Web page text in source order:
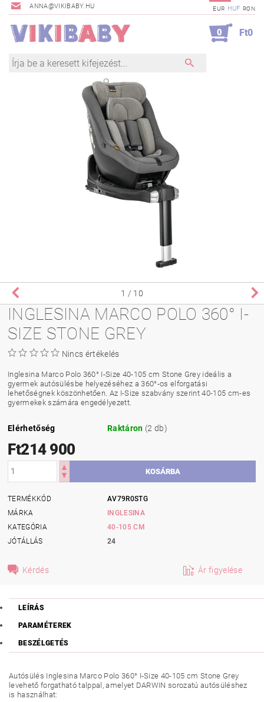
ANNA@VIKIBABY.HU EUR HUF RON
0 Ft0
1 / 10
INGLESINA MARCO POLO 360° I-
SIZE STONE GREY
Nincs értékelés
Inglesina Marco Polo 360° I-Size 40-105 cm Stone Grey ideális a
gyermek autósülésbe helyezéséhez a 360°-os elforgatási
lehetőségnek köszönhetően. Az I-Size szabvány szerint 40-105 cm-es
gyermekek számára engedélyezett.
Elérhetőség Raktáron (2 db)
Ft214 900
TERMÉKKÓD
AV79R0STG
MÁRKA
INGLESINA
KATEGÓRIA
40-105 CM
JÓTÁLLÁS
24
Kérdés Ár figyelése
LEÍRÁS
PARAMÉTEREK
BESZÉLGETÉS
Autósülés Inglesina Marco Polo 360° I-Size 40-105 cm Stone Grey
levehető forgatható talppal, amelyet DARWIN sorozatú autósüléshez
is használhat: